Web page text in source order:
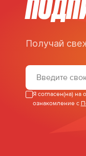
Получай
Я согласен(на)
ознакомление с